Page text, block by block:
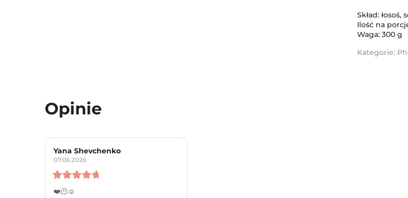
Skład:
Ilość na
Waga: 300 g
Kategorie:
Opinie
Yana Shevchenko
07.06.2026
Oceniono
❤️🫠☺️